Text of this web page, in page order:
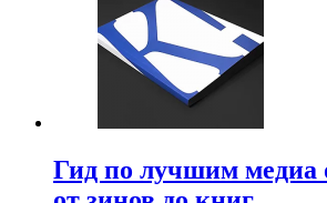
Гид по лучшим